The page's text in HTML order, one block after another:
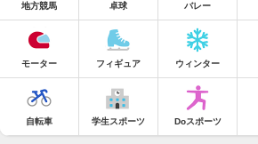
地方競馬 卓球 バレー
モーター フィギュア ウィンター
自転車 学生スポーツ Doスポーツ